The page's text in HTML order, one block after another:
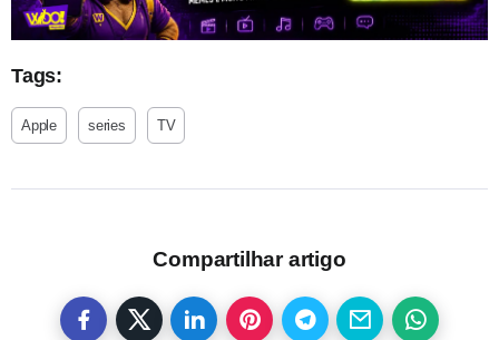
Tags:
Apple series TV
Compartilhar artigo